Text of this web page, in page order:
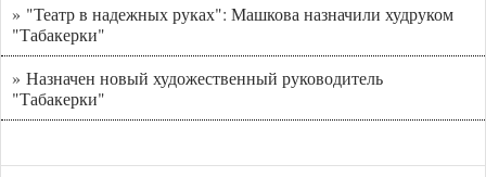
» "Театр в надежных руках": Машкова назначили худруком
"Табакерки"
» Назначен новый художественный руководитель
"Табакерки"